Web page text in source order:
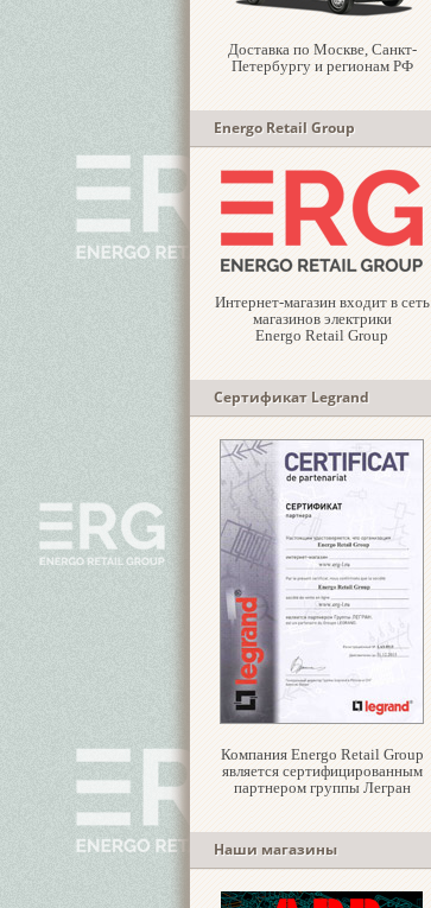
Доставка по Москве, Санкт-
Петербургу и регионам РФ
Energo Retail Group
Интернет-магазин входит в сеть
магазинов электрики
Energo Retail Group
Сертификат Legrand
Компания Energo Retail Group
является сертифицированным
партнером группы Легран
Наши магазины